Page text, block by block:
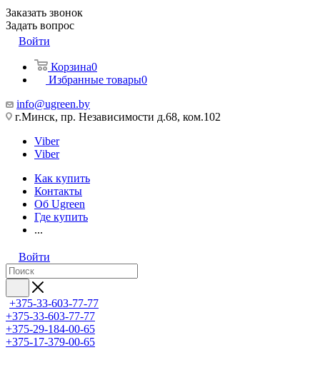
Заказать звонок
Задать вопрос
Войти
Корзина0
Избранные товары0
info@ugreen.by
г.Минск, пр. Независимости д.68, ком.102
Viber
Viber
Как купить
Контакты
Об Ugreen
Где купить
...
Войти
+375-33-603-77-77
+375-33-603-77-77
+375-29-184-00-65
+375-17-379-00-65